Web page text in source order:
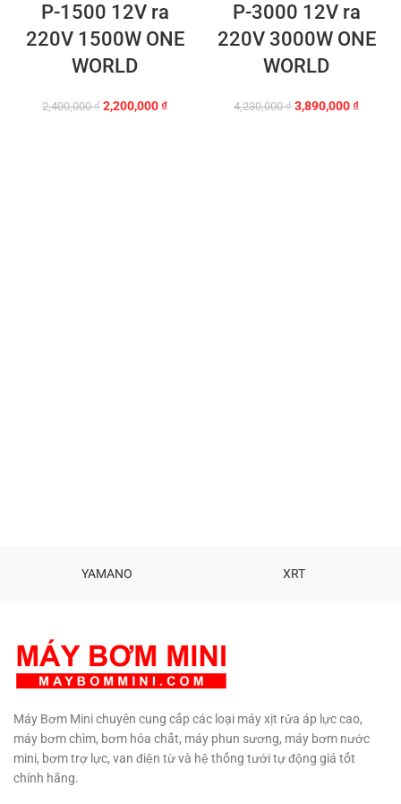
P-1500 12V ra
220V 1500W ONE
WORLD
2,400,000₫ Giá
2,200,000₫Giá
P-3000 12V ra
220V 3000W ONE
WORLD
4,230,000₫ Giá
3,890,000₫Giá
YAMANO XRT
Máy Bơm Mini chuyên cung cấp các loại máy xịt rửa áp lực cao,
máy bơm chìm, bơm hóa chất, máy phun sương, máy bơm nước
mini, bơm trợ lực, van điện từ và hệ thống tưới tự động giá tốt
chính hãng.